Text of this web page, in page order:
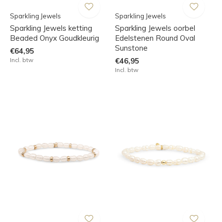
Sparkling Jewels
Sparkling Jewels ketting
Beaded Onyx Goudkleurig
€64,95
Incl. btw
Sparkling Jewels
Sparkling Jewels oorbel
Edelstenen Round Oval
Sunstone
€46,95
Incl. btw